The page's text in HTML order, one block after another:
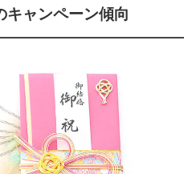
ャンペーン傾向